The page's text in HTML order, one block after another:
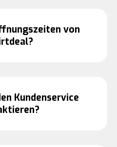
von
Kundenservice